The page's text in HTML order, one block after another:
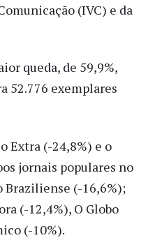
(IVC) e da
queda, de 59,9%,
52.776 exemplares
Extra (-24,8%) e o
jornais populares no
Braziliense (-16,6%);
(-12,4%), O Globo
(-10%).